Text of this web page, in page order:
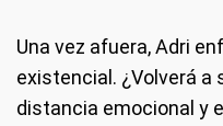
Una vez afuera, Adri
existencial. ¿Volverá a
distancia emocional y